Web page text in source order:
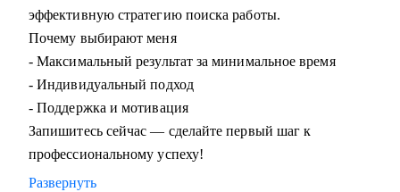
эффективную стратегию поиска работы.
Почему выбирают меня
- Максимальный результат за минимальное время
- Индивидуальный подход
- Поддержка и мотивация
Запишитесь сейчас — сделайте первый шаг к
профессиональному успеху!
Развернуть